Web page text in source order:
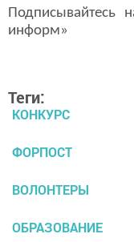
Подписывайтесь
информ»
Теги:
КОНКУРС
ФОРПОСТ
ВОЛОНТЕРЫ
ОБРАЗОВАНИЕ